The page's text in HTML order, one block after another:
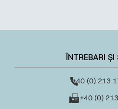
ÎNTREBARI ȘI
+40 (0) 213
+40 (0)